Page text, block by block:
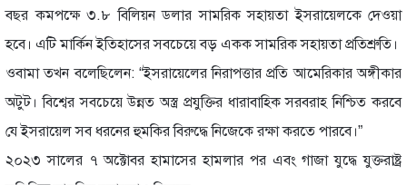
বছর কমপক্ষে ৩.৮ বিলিয়ন ডলার সামরিক সহায়তা ইসরায়েলকে দেওয়া
হবে। এটি মার্কিন ইতিহাসের সবচেয়ে বড় একক সামরিক সহায়তা প্রতিশ্রুতি।
ওবামা তখন বলেছিলেন: “ইসরায়েলের নিরাপত্তার প্রতি আমেরিকার অঙ্গীকার
অটুট। বিশ্বের সবচেয়ে উন্নত অস্ত্র প্রযুক্তির ধারাবাহিক সরবরাহ নিশ্চিত করবে
যে ইসরায়েল সব ধরনের হুমকির বিরুদ্ধে নিজেকে রক্ষা করতে পারবে।”
২০২৩ সালের ৭ অক্টোবর হামাসের হামলার পর এবং গাজা যুদ্ধে যুক্তরাষ্ট্র